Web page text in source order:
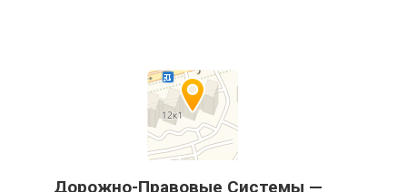
Дорожно-Правовые Системы —